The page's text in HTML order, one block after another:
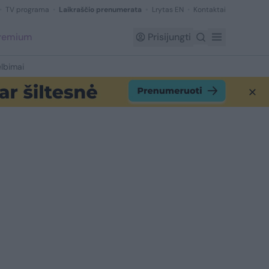
TV programa Laikraščio prenumerata Lrytas EN Kontaktai
Prisijungti